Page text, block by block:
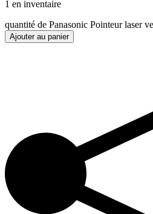
1 en inventaire
quantité de Panasonic Pointeur laser
Ajouter au panier